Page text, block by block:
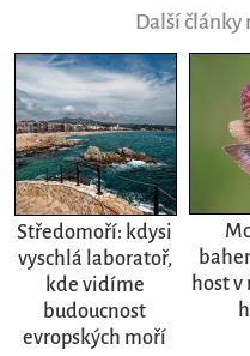
Další články
Středomoří: kdysi
vyschlá laboratoř,
kde vidíme
budoucnost
evropských moří
host